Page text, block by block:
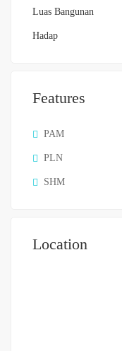
Luas Bangunan
Hadap
Features
PAM
PLN
SHM
Location